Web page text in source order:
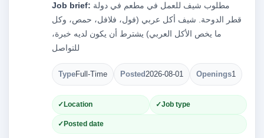
Job brief:
قطر الدوحة. شيف أكل عربي (فول، فلافل، حمص، وكل
ما يخص الأكل العربي) يشترط أن يكون لديه خبرة،
للتواصل
TypeFull-Time Posted2026-08-01 Openings1
Location Job type
Posted date